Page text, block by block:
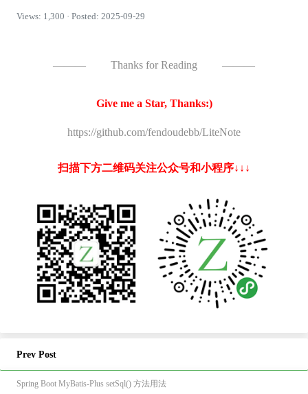
Views: 1,300 · Posted: 2025-09-29
——— Thanks for Reading ———
Give me a Star, Thanks:)
https://github.com/fendoudebb/LiteNote
扫描下方二维码关注公众号和小程序↓↓↓
Prev Post
Spring Boot MyBatis-Plus setSql() 方法用法